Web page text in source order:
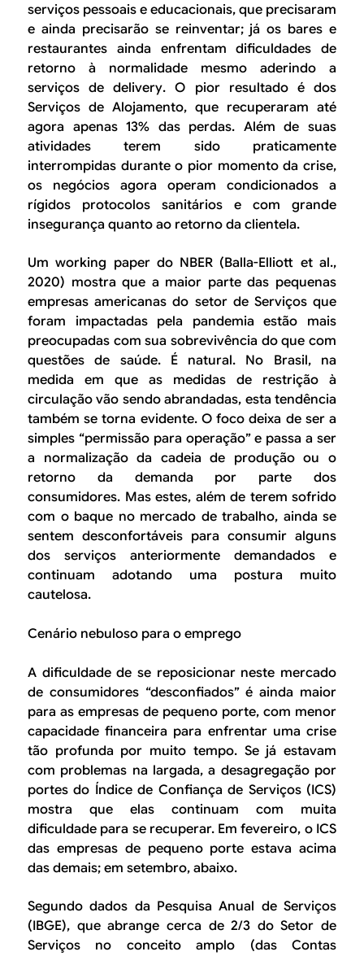
serviços pessoais e educacionais, que precisaram
e ainda precisarão se reinventar; já os bares e
restaurantes ainda enfrentam dificuldades de
retorno à normalidade mesmo aderindo a
serviços dedelivery. O pior resultado é dos
Serviços de Alojamento, que recuperaram até
agora apenas 13% das perdas. Além de suas
atividades terem sido praticamente
interrompidas durante o pior momento da crise,
os negócios agora operam condicionados a
rígidos protocolos sanitários e com grande
insegurança quanto ao retorno da clientela.
Umworking paperdo NBER (Balla-Elliott et al.,
2020) mostra que a maior parte das pequenas
empresas americanas do setor de Serviços que
foram impactadas pela pandemia estão mais
preocupadas com sua sobrevivência do que com
questões de saúde. É natural. No Brasil, na
medida em que as medidas de restrição à
circulação vão sendo abrandadas, esta tendência
também se torna evidente. O foco deixa de ser a
simples “permissão para operação” e passa a ser
a normalização da cadeia de produção ou o
retorno da demanda por parte dos
consumidores. Mas estes, além de terem sofrido
com o baque no mercado de trabalho, ainda se
sentem desconfortáveis para consumir alguns
dos serviços anteriormente demandados e
continuam adotando uma postura muito
cautelosa.
Cenário nebuloso para o emprego
A dificuldade de se reposicionar neste mercado
de consumidores “desconfiados” é ainda maior
para as empresas de pequeno porte, com menor
capacidade financeira para enfrentar uma crise
tão profunda por muito tempo. Se já estavam
com problemas na largada, a desagregação por
portes do Índice de Confiança de Serviços (ICS)
mostra que elas continuam com muita
dificuldade para se recuperar. Em fevereiro, o ICS
das empresas de pequeno porte estava acima
das demais; em setembro, abaixo.
Segundo dados da Pesquisa Anual de Serviços
(IBGE), que abrange cerca de 2/3 do Setor de
Serviços no conceito amplo (das Contas